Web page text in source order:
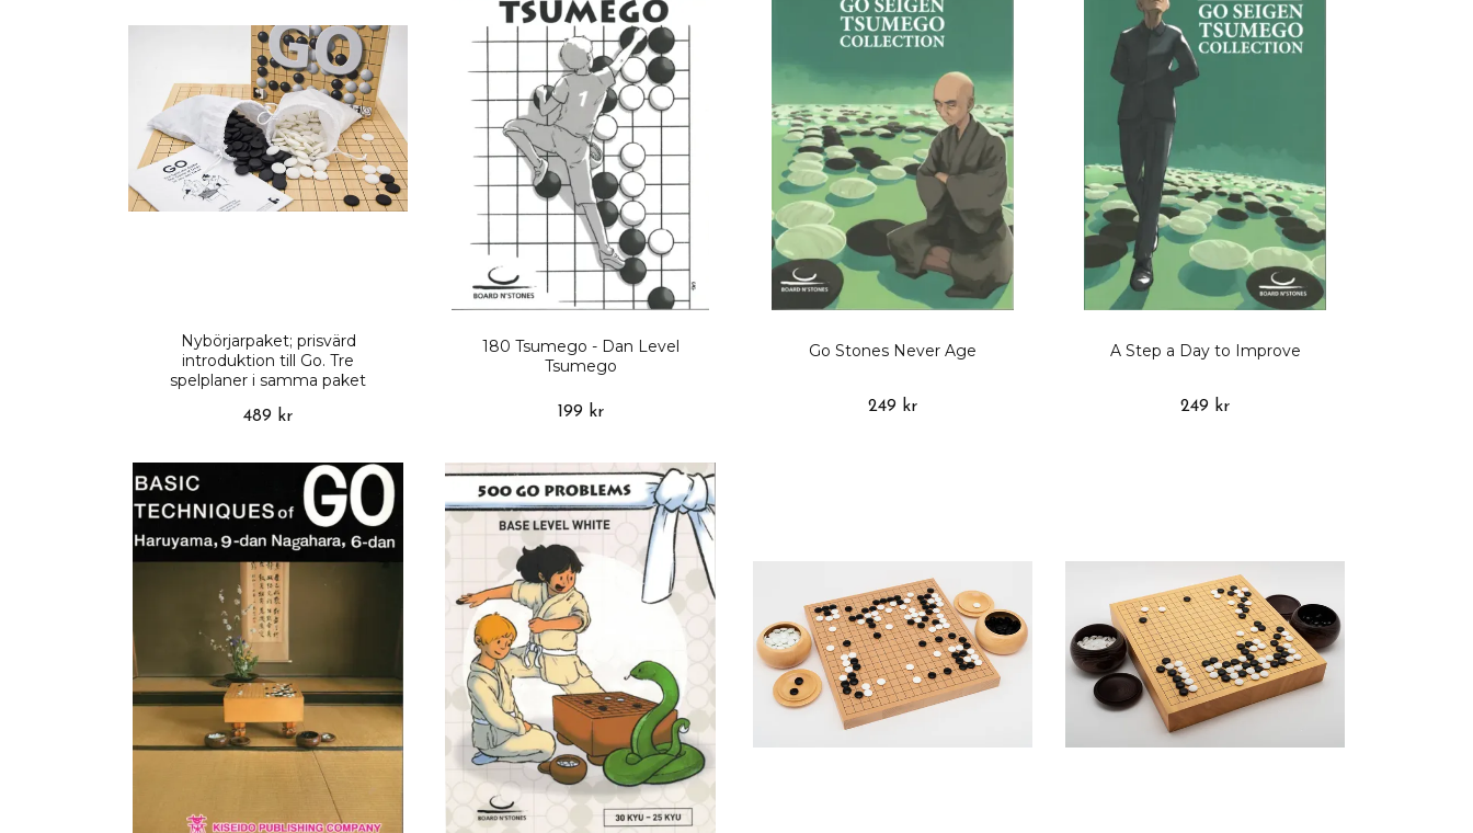
Nybörjarpaket; prisvärd
introduktion till Go. Tre
spelplaner i samma paket
489 kr
180 Tsumego - Dan Level
Tsumego
199 kr
Go Stones Never Age
249 kr
A Step a Day to Improve
249 kr